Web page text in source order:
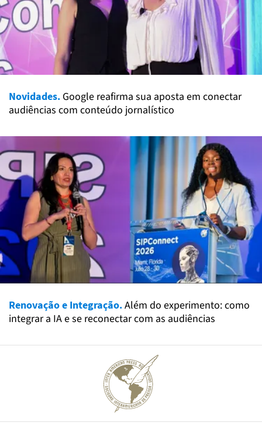
Novidades. Google reafirma sua aposta em conectar
audiências com conteúdo jornalístico
Renovação e Integração.Além do experimento: como
integrar a IA e se reconectar com as audiências